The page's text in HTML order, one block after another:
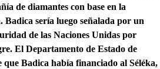
de diamantes con base en la
sería luego señalada por un
de las Naciones Unidas por
El Departamento de Estado de
Badica había financiado al Séléka,